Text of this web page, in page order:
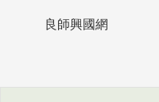
良師興國網